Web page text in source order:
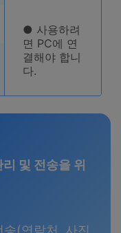
● 사용하려
면 PC에 연
결해야 합니
다.
및 전송을 위
(연락처, 사진,